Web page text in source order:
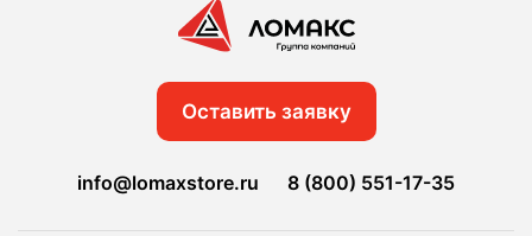
Оставить заявку
info@lomaxstore.ru 8 (800) 551-17-35